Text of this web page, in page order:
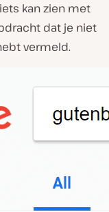
kan zien met
dat je niet
vermeld.